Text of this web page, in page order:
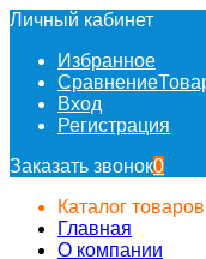
Личный кабинет
Избранное
Сравнение
Вход
Регистрация
Заказать звонок0
Каталог товаров
Главная
О компании